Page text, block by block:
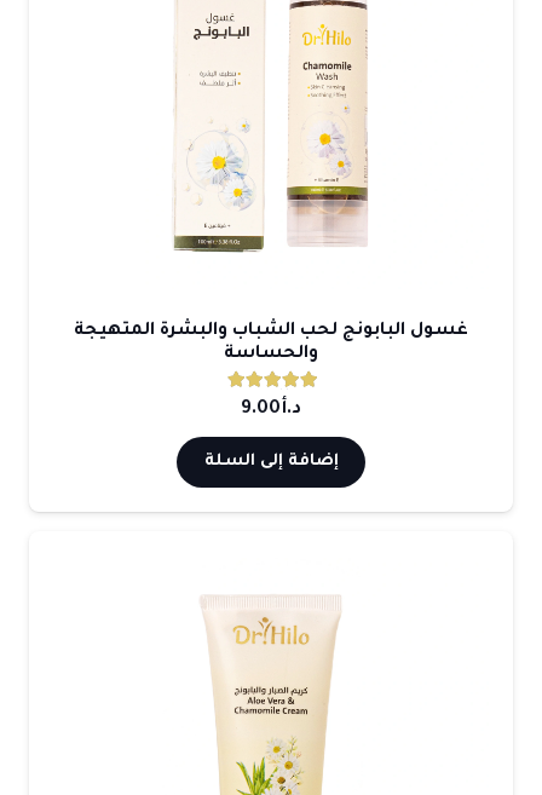
غسول البابونج لحب الشباب والبشرة المتهيجة
والحساسة
تم التقييم
د.أ9.00
إضافة إلى السلة